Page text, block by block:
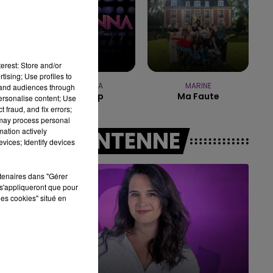
16h00 - 20h00
LE WEEK-END CHAMPAGNE FM
MADONNA
Hung Up
MARINE
Ma Faute
A L'ANTENNE
Store and/or
Use profiles to
audiences through
content; Use
fraud, and fix errors;
process personal
actively
Identify devices
dans "Gérer
que pour
cookies" situé en